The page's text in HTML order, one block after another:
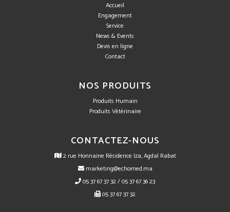
Accueil
Engagement
Service
News & Events
Devis en ligne
Contact
NOS PRODUITS
Produits Humain
Produits Vétérinaire
CONTACTEZ-NOUS
2 rue Honnaine Résidence Iza, Agdal Rabat
marketing@echomed.ma
05 37 67 37 32 / 05 37 67 36 23
05 37 67 37 32